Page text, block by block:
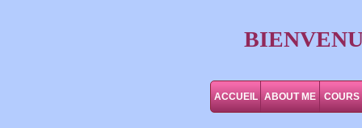
ACCUEIL ABOUT ME COURS